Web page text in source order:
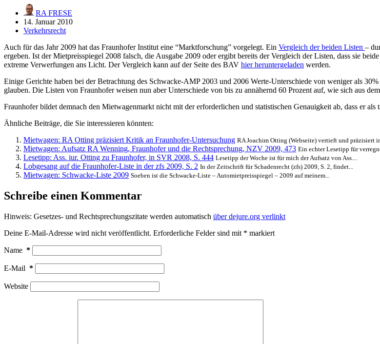
RA FRESE
14. Januar 2010
Verkehrsrecht
Auch für das Jahr 2009 hat das Fraunhofer Institut eine “Marktforschung” vorgelegt. Ein Vergleich der beiden Listen –
ergeben. Ist der Mietpreisspiegel 2008 falsch, die Ausgabe 2009 oder ergibt bereits der Vergleich der Listen, dass sie
extreme Verwerfungen ans Licht. Der Vergleich kann auf der Seite des BAV hier heruntergeladen werden.
Einige Gerichte haben bei der Betrachtung des Schwacke-AMP 2003 und 2006 Werte-Unterschiede von weniger als
glauben. Die Listen von Fraunhofer weisen nun aber Unterschiede von bis zu annähernd 60 Prozent auf, wie sich aus
Fraunhofer bildet demnach den Mietwagenmarkt nicht mit der erforderlichen und statistischen Genauigkeit ab, dass er
Ähnliche Beiträge, die Sie interessieren könnten:
Mietwagen: RA Otting präzisiert Kritik an Fraunhofer-Untersuchung RA Joachim Otting (Webseite) vertieft und präzisiert in
Mietwagen: Aufsatz RA Wenning, Fraunhofer und die Rechtsprechung, NZV 2009, 473 Ein echter Lesetipp für
Lesetipp: Ass. iur. Otting zu Fraunhofer, in SVR 2008, S. 444 Lesetipp der Woche ist für mich der Aufsatz von Ass....
Lobgesang auf die Fraunhofer-Liste in der zfs 2009, S. 2 In der Zeitschrift für Schadenrecht (zfs) 2009, S. 2, findet...
Mietwagen: Schwacke-Liste 2009 Soeben ist die Schwacke-Liste – Automietpreisspiegel – 2009 auf meinem...
Schreibe einen Kommentar
Hinweis: Gesetzes- und Rechtsprechungszitate werden automatisch über dejure.org verlinkt
Deine E-Mail-Adresse wird nicht veröffentlicht. Erforderliche Felder sind mit * markiert
Name *
E-Mail *
Website